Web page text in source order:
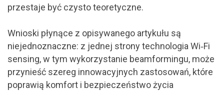
przestaje być czysto teoretyczne.
Wnioski płynące z opisywanego artykułu są
niejednoznaczne: z jednej strony technologia Wi‑Fi
sensing, w tym wykorzystanie beamformingu, może
przynieść szereg innowacyjnych zastosowań, które
poprawią komfort i bezpieczeństwo życia